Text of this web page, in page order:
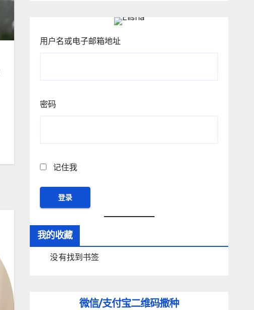
用户名或电子邮箱地址
密码
记住我
我的收藏
没有找到书签
微信/支付宝二维码撒种